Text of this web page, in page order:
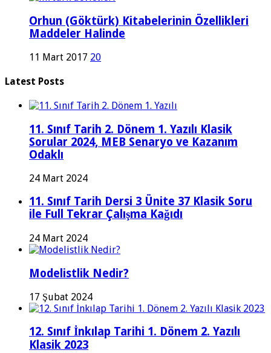
Orhun (Göktürk) Kitabelerinin Özellikleri
Maddeler Halinde
11 Mart 2017 20
Latest Posts
11. Sınıf Tarih 2. Dönem 1. Yazılı Klasik
Sorular 2024, MEB Senaryo ve Kazanım
Odaklı
24 Mart 2024
11. Sınıf Tarih Dersi 3 Ünite 37 Klasik Soru
ile Full Tekrar Çalışma Kağıdı
24 Mart 2024
Modelistlik Nedir?
17 Şubat 2024
12. Sınıf İnkılap Tarihi 1. Dönem 2. Yazılı
Klasik 2023